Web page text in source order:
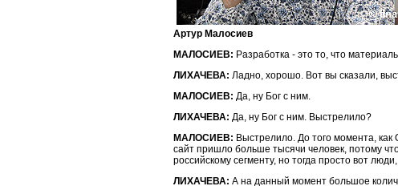
Артур Малосиев
МАЛОСИЕВ: Разработка - это то, что
ЛИХАЧЕВА: Ладно, хорошо. Вот вы сказали,
МАЛОСИЕВ: Да, ну Бог с ним.
ЛИХАЧЕВА: Да, ну Бог с ним. Выстрелило?
МАЛОСИЕВ: Выстрелило. До того момента, как
сайт пришло больше тысячи человек, потому
российскому сегменту, но тогда просто вот
ЛИХАЧЕВА: А на данный момент большое